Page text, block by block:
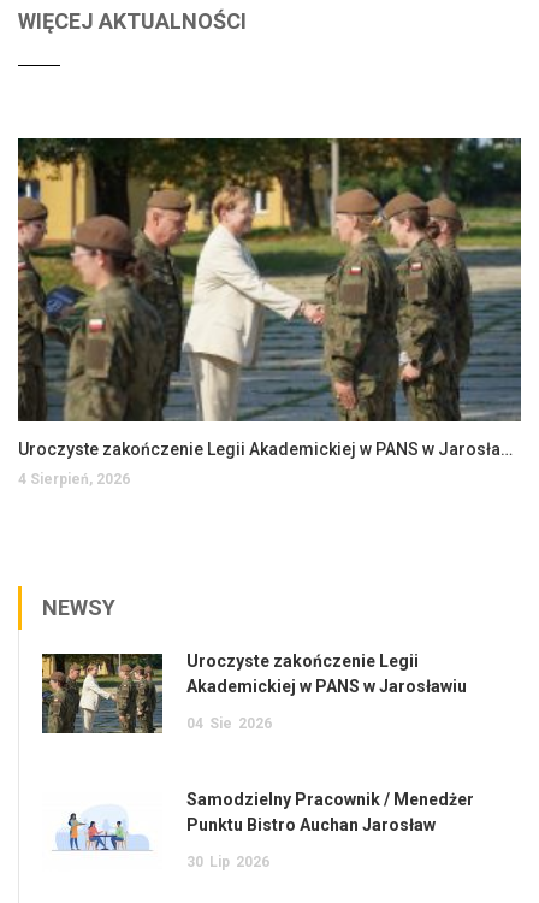
WIĘCEJ AKTUALNOŚCI
Uroczyste zakończenie Legii Akademickiej w PANS w Jarosławiu
4 Sierpień, 2026
NEWSY
Uroczyste zakończenie Legii
Akademickiej w PANS w Jarosławiu
04 Sie 2026
Samodzielny Pracownik / Menedżer
Punktu Bistro Auchan Jarosław
30 Lip 2026